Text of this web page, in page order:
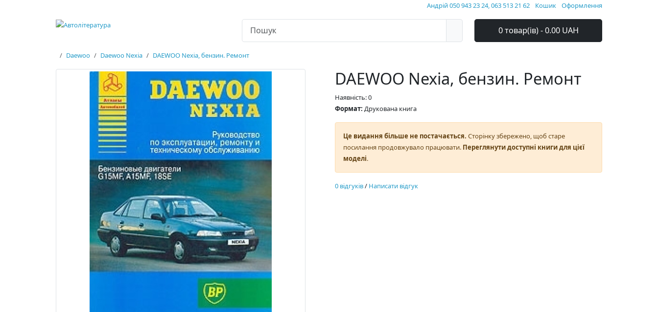
Андрій 050 943 23 24, 063 513 21 62 Кошик Оформлення
0 товар(ів) - 0.00 UAH
Daewoo Daewoo Nexia DAEWOO Nexia, бензин. Ремонт
DAEWOO Nexia, бензин. Ремонт
Наявність: 0
Формат: Друкована книга
Це видання більше не постачається. Сторінку збережено, щоб старе
посилання продовжувало працювати. Переглянути доступні книги для цієї
моделі.
0 відгуків/ Написати відгук